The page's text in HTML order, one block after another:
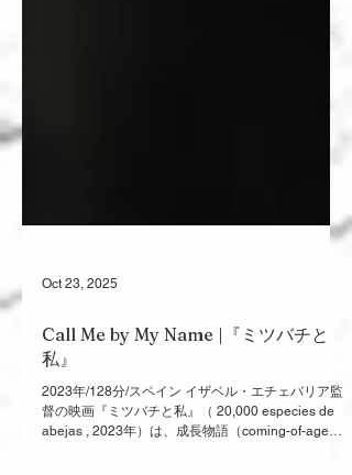
Oct 23, 2025
Call Me by My Name |『ミツバチと
私』